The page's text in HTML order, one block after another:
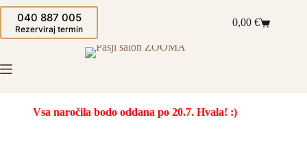
Skip
content
040 887 005
Rezerviraj termin
Shopping
0,00€
Vsa naročila bodo oddana po 20.7. Hvala! :)